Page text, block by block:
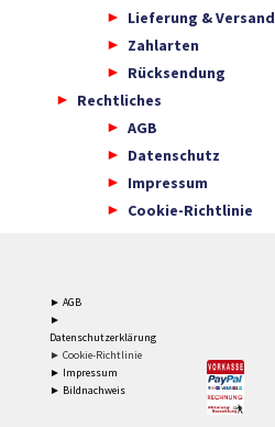
Lieferung & Versand
Zahlarten
Rücksendung
Rechtliches
AGB
Datenschutz
Impressum
Cookie-Richtlinie
► AGB
►
Datenschutzerklärung
► Cookie-Richtlinie
► Impressum
► Bildnachweis